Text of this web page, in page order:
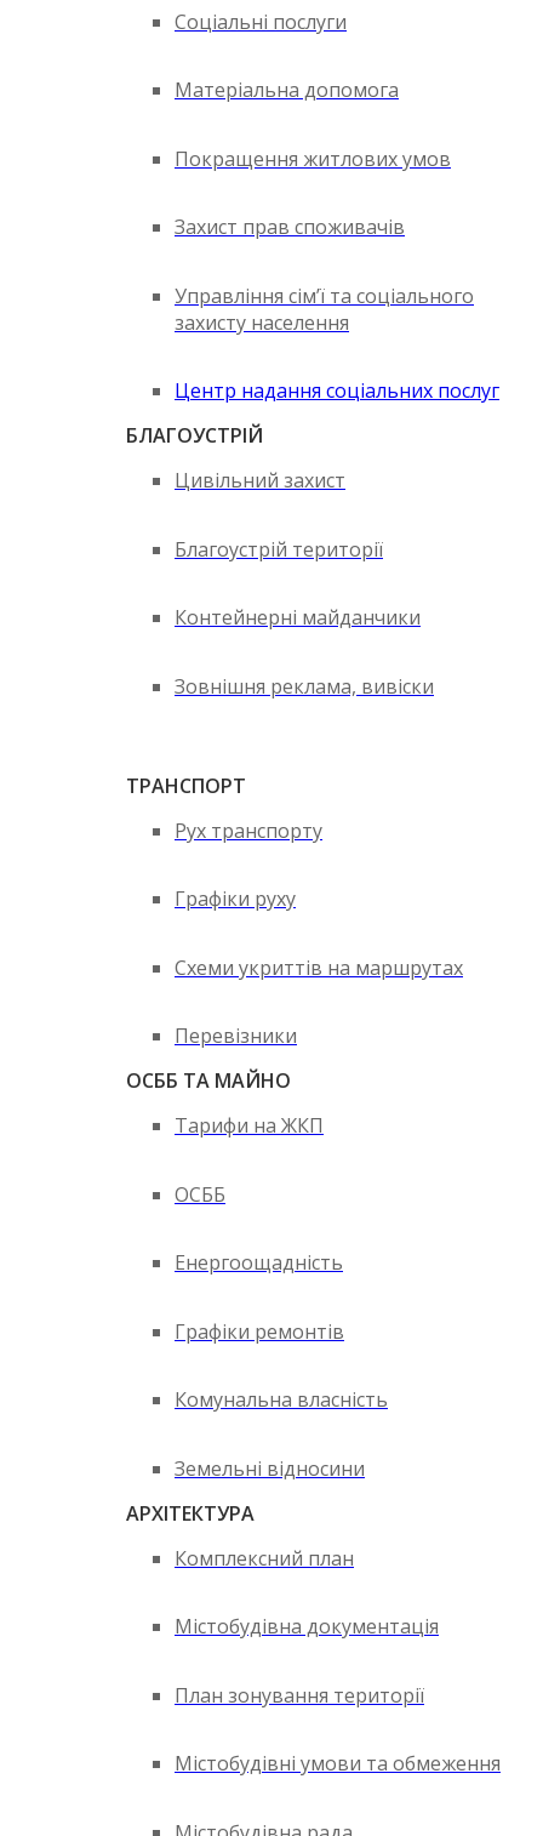
Соціальні послуги
Матеріальна допомога
Покращення житлових умов
Захист прав споживачів
Управління сім’ї та соціального
захисту населення
Центр надання соціальних послуг
БЛАГОУСТРІЙ
Цивільний захист
Благоустрій території
Контейнерні майданчики
Зовнішня реклама, вивіски
ТРАНСПОРТ
Рух транспорту
Графіки руху
Схеми укриттів на маршрутах
Перевізники
ОСББ ТА МАЙНО
Тарифи на ЖКП
ОСББ
Енергоощадність
Графіки ремонтів
Комунальна власність
Земельні відносини
АРХІТЕКТУРА
Комплексний план
Містобудівна документація
План зонування території
Містобудівні умови та обмеження